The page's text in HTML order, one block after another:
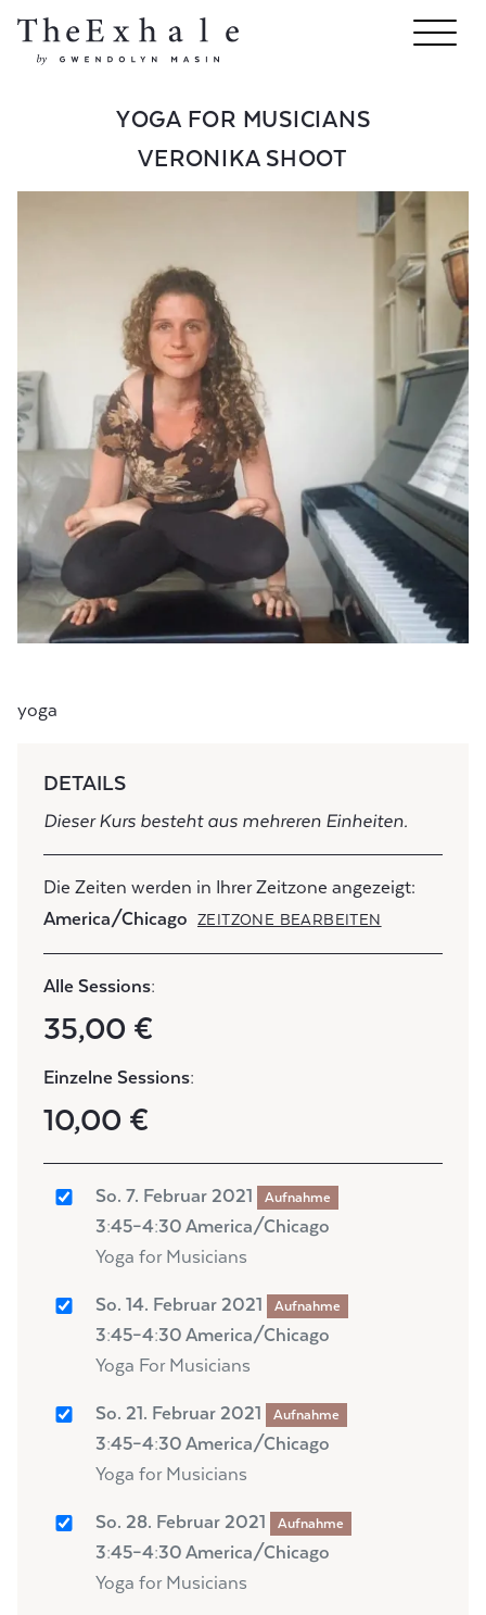
YOGA FOR MUSICIANS
VERONIKA SHOOT
yoga
DETAILS
Dieser Kurs besteht aus mehreren Einheiten.
Die Zeiten werden in Ihrer Zeitzone angezeigt:
America/Chicago
ZEITZONE BEARBEITEN
Alle Sessions:
35,00 €
Einzelne Sessions:
10,00 €
So. 7. Februar 2021 Aufnahme
3:45–4:30 America/Chicago
Yoga for Musicians
So. 14. Februar 2021 Aufnahme
3:45–4:30 America/Chicago
Yoga For Musicians
So. 21. Februar 2021 Aufnahme
3:45–4:30 America/Chicago
Yoga for Musicians
So. 28. Februar 2021 Aufnahme
3:45–4:30 America/Chicago
Yoga for Musicians